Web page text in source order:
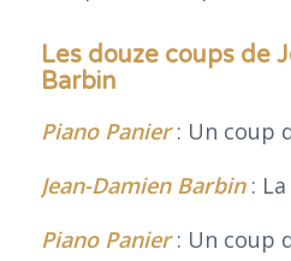
Les douze coups de
Barbin
Piano Panier: Un coup
Jean-Damien Barbin: La
Piano Panier: Un coup